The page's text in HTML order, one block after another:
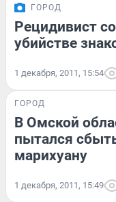
ГОРОД
Рецидивист
убийстве
1 декабря, 2011, 15:54
ГОРОД
В Омской
пытался
марихуану
1 декабря, 2011, 15:49